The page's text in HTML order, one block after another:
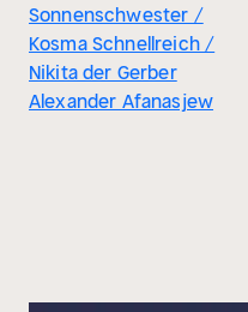
Sonnenschwester /
Kosma Schnellreich /
Nikita der Gerber
Alexander Afanasjew